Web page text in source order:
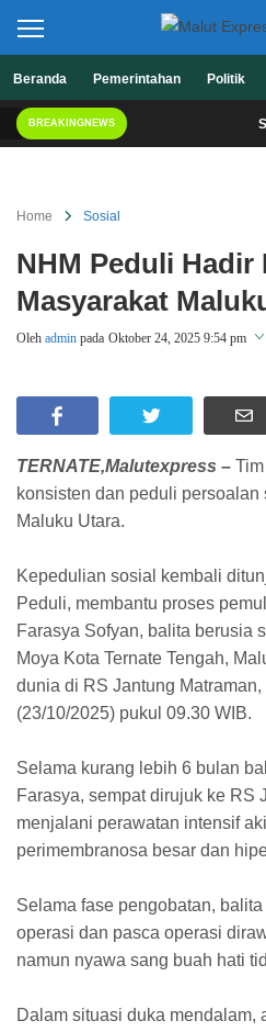
Malut Express
Beranda Pemerintahan Politik
BREAKINGNEWS
Home Sosial
NHM Peduli Hadir
Masyarakat
Oleh admin pada Oktober 24, 2025 9:54 pm
TERNATE,Malutexpress –
konsisten dan peduli
Maluku Utara.
Kepedulian sosial kembali
Peduli, membantu proses
Farasya Sofyan, balita berusia
Moya Kota Ternate Tengah,
dunia di RS Jantung
(23/10/2025) pukul 09.30 WIB.
Selama kurang lebih 6 bulan
Farasya, sempat dirujuk ke RS
menjalani perawatan intensif
perimembranosa besar dan
Selama fase pengobatan,
operasi dan pasca operasi
namun nyawa sang buah hati
Dalam situasi duka mendalam,